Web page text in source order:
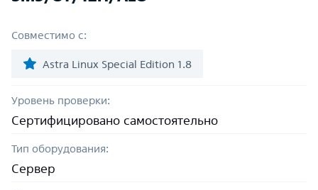
Совместимо с:
Astra Linux Special Edition 1.8
Уровень проверки:
Сертифицировано самостоятельно
Тип оборудования:
Сервер